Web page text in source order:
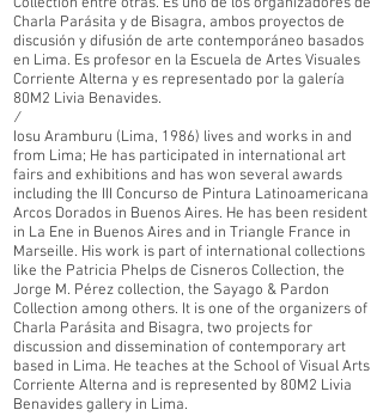
Charla Parásita y de Bisagra, ambos proyectos de
discusión y difusión de arte contemporáneo basados
en Lima. Es profesor en la Escuela de Artes Visuales
Corriente Alterna y es representado por la galería
80M2 Livia Benavides.
/
Iosu Aramburu (Lima, 1986) lives and works in and
from Lima; He has participated in international art
fairs and exhibitions and has won several awards
including the III Concurso de Pintura Latinoamericana
Arcos Dorados in Buenos Aires. He has been resident
in La Ene in Buenos Aires and in Triangle France in
Marseille. His work is part of international collections
like the Patricia Phelps de Cisneros Collection, the
Jorge M. Pérez collection, the Sayago & Pardon
Collection among others. It is one of the organizers of
Charla Parásita and Bisagra, two projects for
discussion and dissemination of contemporary art
based in Lima. He teaches at the School of Visual Arts
Corriente Alterna and is represented by 80M2 Livia
Benavides gallery in Lima.